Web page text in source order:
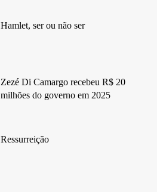
Hamlet, ser ou não ser
Zezé Di Camargo recebeu R$ 20
milhões do governo em 2025
Ressurreição